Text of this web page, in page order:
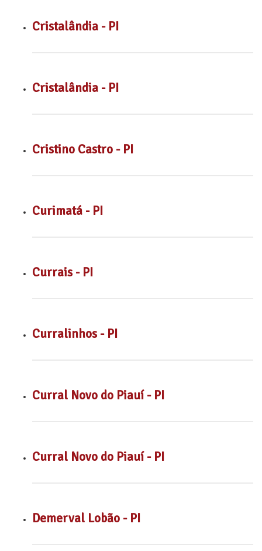
Cristalândia - PI
Cristalândia - PI
Cristino Castro - PI
Curimatá - PI
Currais - PI
Curralinhos - PI
Curral Novo do Piauí - PI
Curral Novo do Piauí - PI
Demerval Lobão - PI